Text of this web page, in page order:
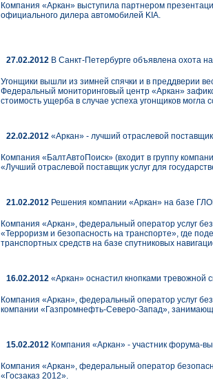
Компания «Аркан» выступила партнером
официального дилера автомобилей KIA.
27.02.2012 В Санкт-Петербурге объявлена охота
Угонщики вышли из зимней спячки и в преддверии
Федеральный мониторинговый центр «Аркан»
стоимость ущерба в случае успеха угонщиков могла
22.02.2012 «Аркан» - лучший отраслевой
Компания «БалтАвтоПоиск» (входит в группу
«Лучший отраслевой поставщик услуг для
21.02.2012 Решения компании «Аркан» на базе
Компания «Аркан», федеральный оператор услуг
«Терроризм и безопасность на транспорте», где
транспортных средств на базе спутниковых
16.02.2012 «Аркан» оснастил кнопками
Компания «Аркан», федеральный оператор услуг
компании «Газпромнефть-Северо-Запад»,
15.02.2012 Компания «Аркан» - участник форума-
Компания «Аркан», федеральный оператор
«Госзаказ 2012».